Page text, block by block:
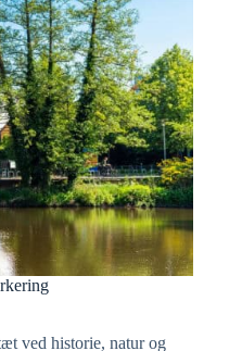
ved historie, natur og